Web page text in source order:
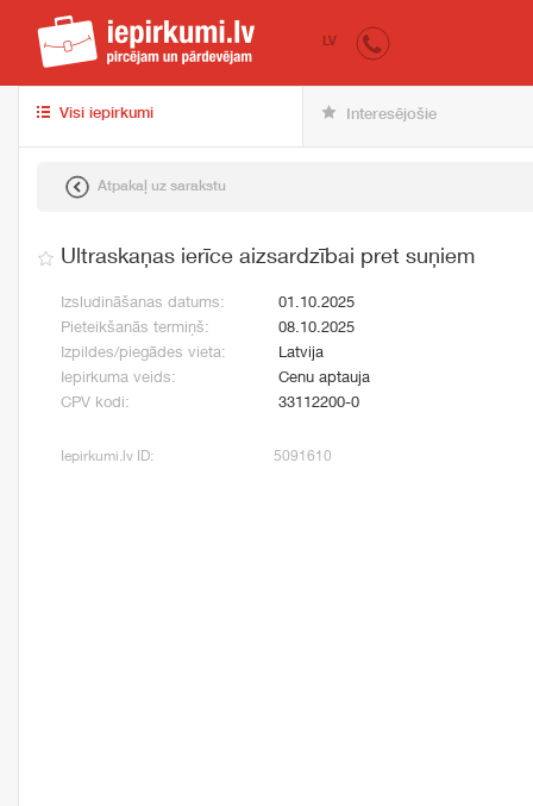
iepirkumi.lv
LV
Visi iepirkumi Interesējošie
Atpakaļ uz sarakstu
Ultraskaņas ierīce aizsardzībai pret suņiem
Izsludināšanas datums:
01.10.2025
Pieteikšanās termiņš:
08.10.2025
Izpildes/piegādes vieta:
Latvija
Iepirkuma veids:
Cenu aptauja
CPV kodi:
33112200-0
Iepirkumi.lv ID: 5091610